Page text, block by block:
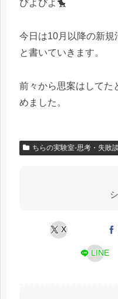
ぴよぴよ🐤
今日は10月以降の新規
と書いていきます。
前々から思案はしてた
めました。
ちらの実験室-思考・失敗
X
LINE